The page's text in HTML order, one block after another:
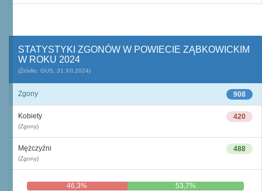
STATYSTYKI ZGONÓW W POWIECIE ZĄBKOWICKIM
W ROKU 2024
(Źródło: GUS, 31.XII.2024)
908
Zgony
420
Kobiety
(Zgony)
488
Mężczyźni
(Zgony)
46,3% 53,7%